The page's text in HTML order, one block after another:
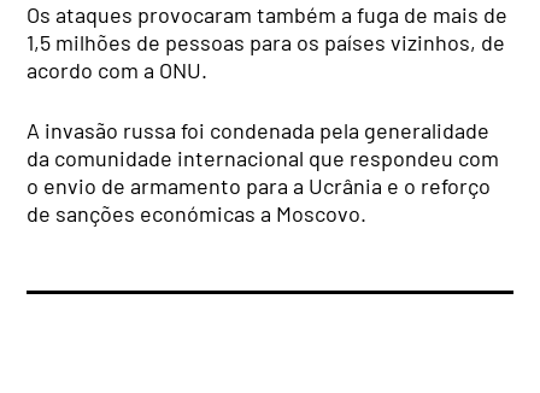
Os ataques provocaram também a fuga de mais de
1,5 milhões de pessoas para os países vizinhos, de
acordo com a ONU.
A invasão russa foi condenada pela generalidade
da comunidade internacional que respondeu com
o envio de armamento para a Ucrânia e o reforço
de sanções económicas a Moscovo.